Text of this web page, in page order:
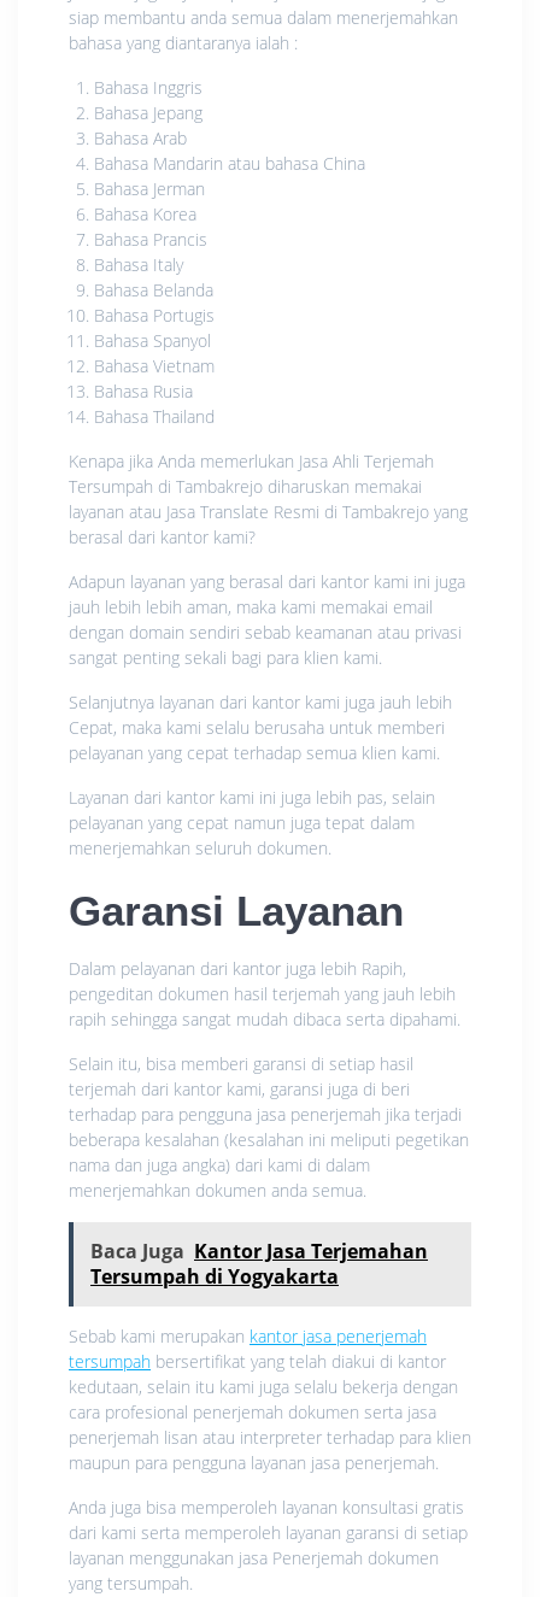
siap membantu anda semua dalam menerjemahkan
bahasa yang diantaranya ialah :
Bahasa Inggris
Bahasa Jepang
Bahasa Arab
Bahasa Mandarin atau bahasa China
Bahasa Jerman
Bahasa Korea
Bahasa Prancis
Bahasa Italy
Bahasa Belanda
Bahasa Portugis
Bahasa Spanyol
Bahasa Vietnam
Bahasa Rusia
Bahasa Thailand
Kenapa jika Anda memerlukan Jasa Ahli Terjemah
Tersumpah di Tambakrejo diharuskan memakai
layanan atau Jasa Translate Resmi di Tambakrejo yang
berasal dari kantor kami?
Adapun layanan yang berasal dari kantor kami ini juga
jauh lebih lebih aman, maka kami memakai email
dengan domain sendiri sebab keamanan atau privasi
sangat penting sekali bagi para klien kami.
Selanjutnya layanan dari kantor kami juga jauh lebih
Cepat, maka kami selalu berusaha untuk memberi
pelayanan yang cepat terhadap semua klien kami.
Layanan dari kantor kami ini juga lebih pas, selain
pelayanan yang cepat namun juga tepat dalam
menerjemahkan seluruh dokumen.
Garansi Layanan
Dalam pelayanan dari kantor juga lebih Rapih,
pengeditan dokumen hasil terjemah yang jauh lebih
rapih sehingga sangat mudah dibaca serta dipahami.
Selain itu, bisa memberi garansi di setiap hasil
terjemah dari kantor kami, garansi juga di beri
terhadap para pengguna jasa penerjemah jika terjadi
beberapa kesalahan (kesalahan ini meliputi pegetikan
nama dan juga angka) dari kami di dalam
menerjemahkan dokumen anda semua.
Baca Juga Kantor Jasa Terjemahan
Tersumpah di Yogyakarta
Sebab kami merupakan kantor jasa penerjemah
tersumpah bersertifikat yang telah diakui di kantor
kedutaan, selain itu kami juga selalu bekerja dengan
cara profesional penerjemah dokumen serta jasa
penerjemah lisan atau interpreter terhadap para klien
maupun para pengguna layanan jasa penerjemah.
Anda juga bisa memperoleh layanan konsultasi gratis
dari kami serta memperoleh layanan garansi di setiap
layanan menggunakan jasa Penerjemah dokumen
yang tersumpah.